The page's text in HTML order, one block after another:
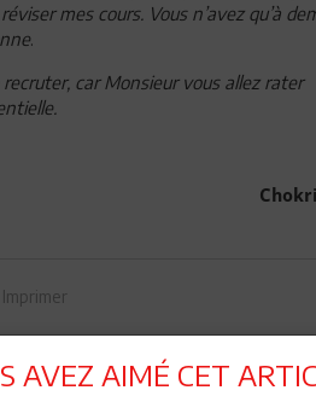
mes cours. Vous n’avez qu’à
.
car Monsieur vous allez rater
Imprimer
LE AVEC VOS AMIS !
AVEZ AIMÉ CET